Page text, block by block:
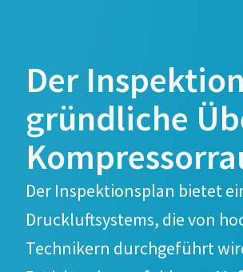
Der
gründliche
Der Inspektionsplan bietet
Druckluftsystems, die von
Technikern durchgeführt